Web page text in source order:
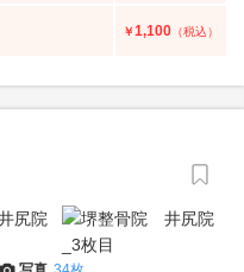
￥1,100 （税込）